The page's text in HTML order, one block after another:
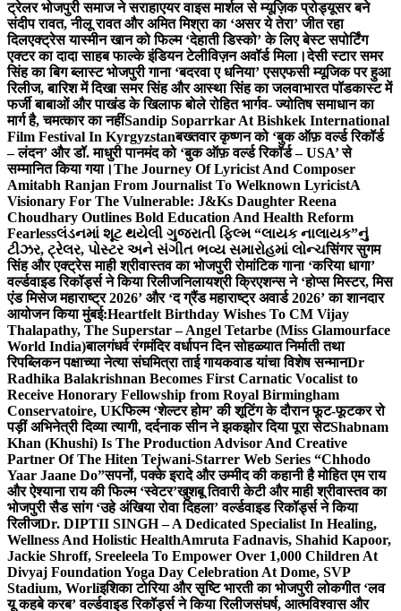
ट्रेलर भोजपुरी समाज ने सराहाएयर वाइस मार्शल से म्यूज़िक प्रोड्यूसर बने
संदीप रावत, नीलू रावत और अमित मिश्रा का ‘असर ये तेरा’ जीत रहा
दिलएक्ट्रेस यास्मीन खान को फिल्म ‘देहाती डिस्को’ के लिए बेस्ट सपोर्टिंग
एक्टर का दादा साहब फाल्के इंडियन टेलीविज़न अवॉर्ड मिला।देसी स्टार समर
सिंह का बिग ब्लास्ट भोजपुरी गाना ‘बदरवा ए धनिया’ एसएफसी म्यूजिक पर हुआ
रिलीज, बारिश में दिखा समर सिंह और आस्था सिंह का जलवाभारत पॉडकास्ट में
फर्जी बाबाओं और पाखंड के खिलाफ बोले रोहित भार्गव- ज्योतिष समाधान का
मार्ग है, चमत्कार का नहींSandip Soparrkar At Bishkek International
Film Festival In Kyrgyzstanबख्तवार कृष्णन को ‘बुक ऑफ़ वर्ल्ड रिकॉर्ड
– लंदन’ और डॉ. माधुरी पानमंद को ‘बुक ऑफ़ वर्ल्ड रिकॉर्ड – USA’ से
सम्मानित किया गया।The Journey Of Lyricist And Composer
Amitabh Ranjan From Journalist To Welknown LyricistA
Visionary For The Vulnerable: J&Ks Daughter Reena
Choudhary Outlines Bold Education And Health Reform
Fearlessલંડનમાં શૂટ થયેલી ગુજરાતી ફિલ્મ “લાયક નાલાયક”નું
ટીઝર, ટ્રેલર, પોસ્ટર અને સંગીત ભવ્ય સમારોહમાં લોન્ચसिंगर सुगम
सिंह और एक्ट्रेस माही श्रीवास्तव का भोजपुरी रोमांटिक गाना ‘करिया धागा’
वर्ल्डवाइड रिकॉर्ड्स ने किया रिलीजनिलायश्री क्रिएशन्स ने ‘होप्स मिस्टर, मिस
एंड मिसेज महाराष्ट्र 2026’ और ‘द ग्रैंड महाराष्ट्र अवार्ड 2026’ का शानदार
आयोजन किया मुंबई:Heartfelt Birthday Wishes To CM Vijay
Thalapathy, The Superstar – Angel Tetarbe (Miss Glamourface
World India)बालगंधर्व रंगमंदिर वर्धापन दिन सोहळ्यात निर्माती तथा
रिपब्लिकन पक्षाच्या नेत्या संघमित्रा ताई गायकवाड यांचा विशेष सन्मानDr
Radhika Balakrishnan Becomes First Carnatic Vocalist to
Receive Honorary Fellowship from Royal Birmingham
Conservatoire, UKफिल्म ‘शेल्टर होम’ की शूटिंग के दौरान फूट-फूटकर रो
पड़ीं अभिनेत्री दिव्या त्यागी, दर्दनाक सीन ने झकझोर दिया पूरा सेटShabnam
Khan (Khushi) Is The Production Advisor And Creative
Partner Of The Hiten Tejwani-Starrer Web Series “Chhodo
Yaar Jaane Do”सपनों, पक्के इरादे और उम्मीद की कहानी है मोहित एम राय
और ऐश्याना राय की फिल्म ‘स्वेटर’खुशबू तिवारी केटी और माही श्रीवास्तव का
भोजपुरी सैड सांग ‘उहे अंखिया रोवा दिहला’ वर्ल्डवाइड रिकॉर्ड्स ने किया
रिलीजDr. DIPTII SINGH – A Dedicated Specialist In Healing,
Wellness And Holistic HealthAmruta Fadnavis, Shahid Kapoor,
Jackie Shroff, Sreeleela To Empower Over 1,000 Children At
Divyaj Foundation Yoga Day Celebration At Dome, SVP
Stadium, Worliइशिका टोरिया और सृष्टि भारती का भोजपुरी लोकगीत ‘लव
यू कहबे करब’ वर्ल्डवाइड रिकॉर्ड्स ने किया रिलीजसंघर्ष, आत्मविश्वास और